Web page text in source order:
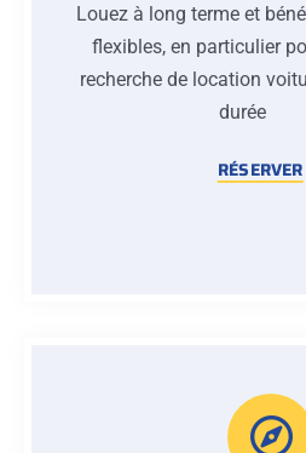
Louez à long terme et
flexibles, en particulier
recherche de location
RÉSERVER